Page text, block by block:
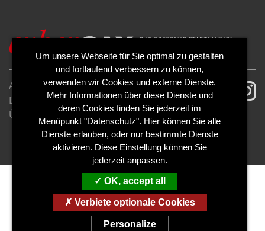
AGB
Impressum
Datenschutzerklärung
Cookies
Über uns
Kontakt
Mediadaten
Abo kündigen
Abo widerrufen
Um unsere Webseite für Sie optimal zu gestalten
und fortlaufend verbessern zu können,
verwenden wir Cookies und externe Dienste.
Mehr Informationen über diese Dienste und
deren Cookies finden Sie jederzeit im
Menüpunkt "Datenschutz". Hier können Sie alle
Dienste erlauben, oder nur bestimmte Dienste
aktivieren. Diese Einstellung können Sie
jederzeit anpassen.
OK, accept all
Verbiete optionale Cookies
Personalize